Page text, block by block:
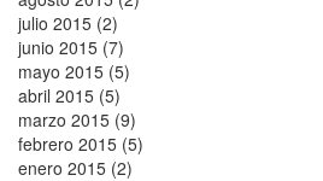
julio 2015 (2)
junio 2015 (7)
mayo 2015 (5)
abril 2015 (5)
marzo 2015 (9)
febrero 2015 (5)
enero 2015 (2)